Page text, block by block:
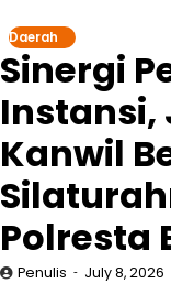
Daerah
Sinergi
Instansi,
Kanwil
Polresta
Penulis July 8, 2026